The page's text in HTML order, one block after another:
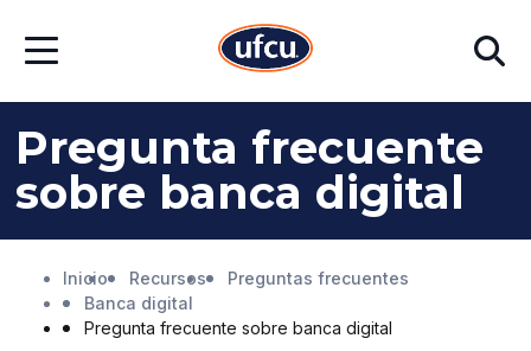
contenido
contenido
de
página
Abrir
Buscar
Pregunta frecuente
sobre banca digital
Inicio Recursos
Preguntas frecuentes
Banca digital
Pregunta frecuente sobre banca digital